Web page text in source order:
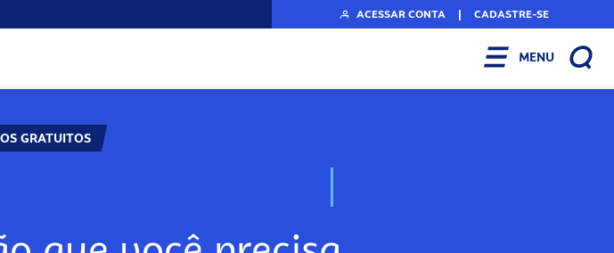
ACESSAR CONTA | CADASTRE-SE
MENU
GRATUITOS
N